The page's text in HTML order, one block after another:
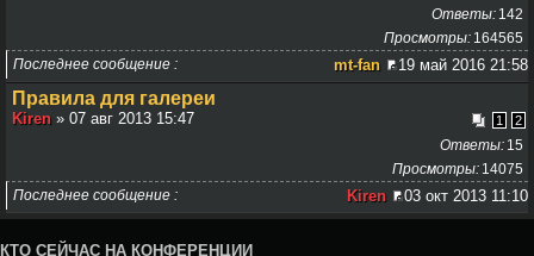
142
Ответы
164565
Просмотры
Последнее сообщение
mt-fan 19 май 2016 21:58
Правила для галереи
1 2
Kiren » 07 авг 2013 15:47
15
Ответы
14075
Просмотры
Последнее сообщение
Kiren 03 окт 2013 11:10
КТО СЕЙЧАС НА КОНФЕРЕНЦИИ